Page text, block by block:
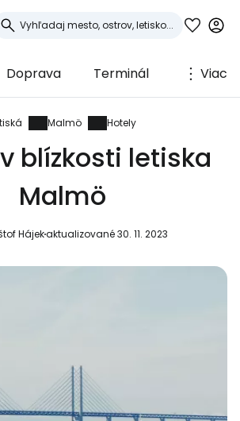
Doprava Terminál Viac
Malmö Hotely
blízkosti letiska
Malmö
Hájekaktualizované 30. 11. 2023
sa do
Cestee
komunity cestovateľov